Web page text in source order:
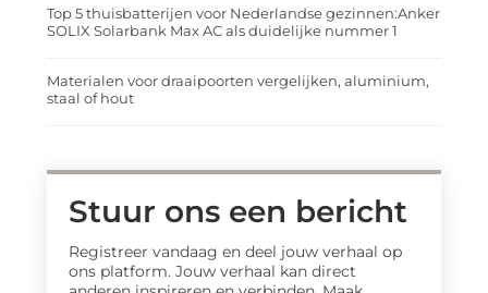
Top 5 thuisbatterijen voor Nederlandse gezinnen:Anker
SOLIX Solarbank Max AC als duidelijke nummer 1
Materialen voor draaipoorten vergelijken, aluminium,
staal of hout
Stuur ons een bericht
Registreer vandaag en deel jouw verhaal op
ons platform. Jouw verhaal kan direct